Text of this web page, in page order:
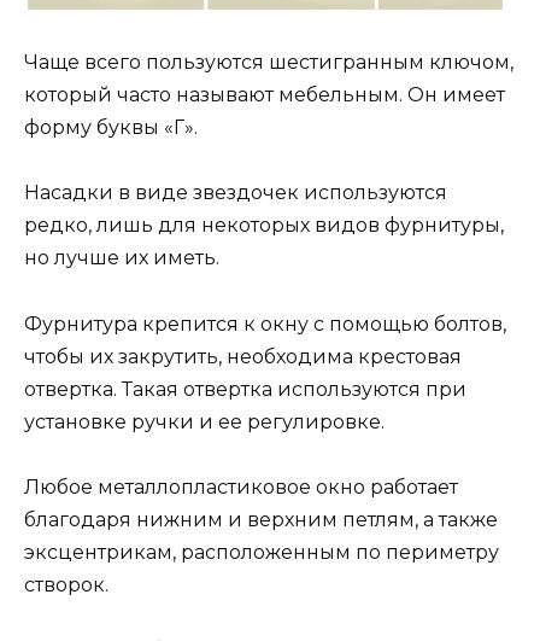
Чаще всего пользуются шестигранным ключом,
который часто называют мебельным. Он имеет
форму буквы «Г».
Насадки в виде звездочек используются
редко, лишь для некоторых видов фурнитуры,
но лучше их иметь.
Фурнитура крепится к окну с помощью болтов,
чтобы их закрутить, необходима крестовая
отвертка. Такая отвертка используются при
установке ручки и ее регулировке.
Любое металлопластиковое окно работает
благодаря нижним и верхним петлям, а также
эксцентрикам, расположенным по периметру
створок.